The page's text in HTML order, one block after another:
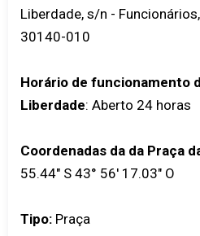
Liberdade, s/n -
30140-010
Horário de funcionamento
Liberdade: Aberto 24 horas
Coordenadas da da Praça
55.44" S 43° 56' 17.03" O
Tipo: Praça